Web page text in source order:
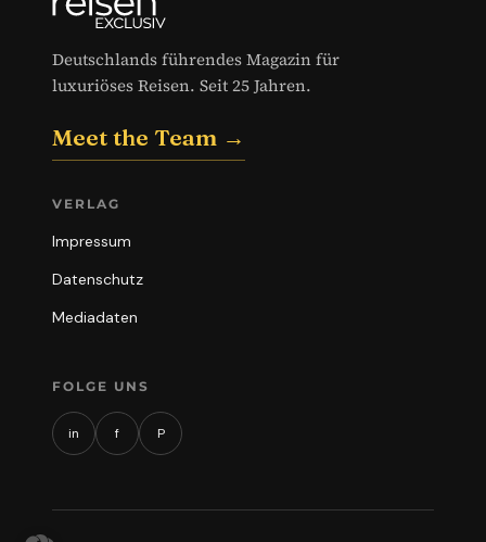
Deutschlands führendes Magazin für
luxuriöses Reisen. Seit 25 Jahren.
Meet the Team →
VERLAG
Impressum
Datenschutz
Mediadaten
FOLGE UNS
in f P